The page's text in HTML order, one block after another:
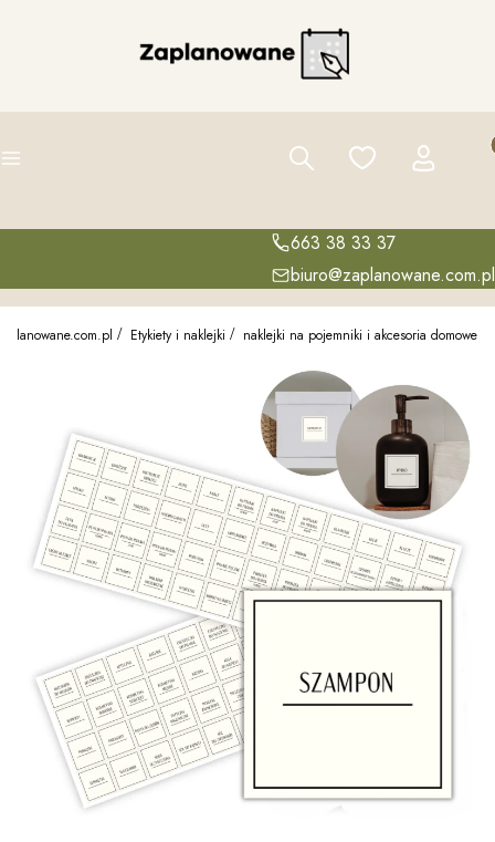
Menu Szukaj Ulubione Zaloguj się
663 38 33 37
biuro@zaplanowane.com.pl
Etykiety i naklejki naklejki na pojemniki i akcesoria domowe